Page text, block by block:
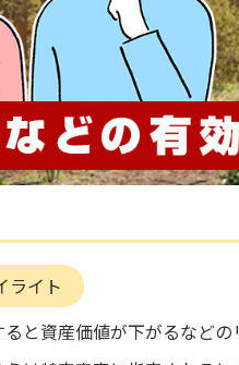
ライト
と資産価値が下がるなどの